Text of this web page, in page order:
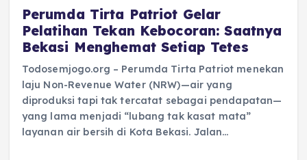
Perumda Tirta Patriot Gelar
Pelatihan Tekan Kebocoran: Saatnya
Bekasi Menghemat Setiap Tetes
Todosemjogo.org – Perumda Tirta Patriot menekan
laju Non-Revenue Water (NRW)—air yang
diproduksi tapi tak tercatat sebagai pendapatan—
yang lama menjadi “lubang tak kasat mata”
layanan air bersih di Kota Bekasi. Jalan…